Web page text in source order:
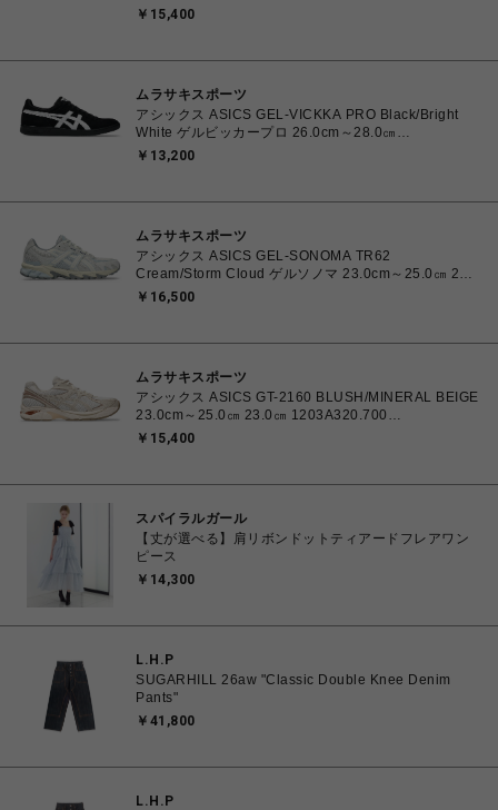
4550457071079 メンズ レディース スニーカー スケ
￥15,400
ムラサキスポーツ
アシックス ASICS GEL-VICKKA PRO Black/Bright
White ゲルビッカープロ 26.0cm～28.0㎝
1201A486.006 4570158997553 メンズ スニーカー
￥13,200
ムラサキスポーツ
アシックス ASICS GEL-SONOMA TR62
Cream/Storm Cloud ゲルソノマ 23.0cm～25.0㎝ 23.0
㎝ 1203A734.102 4571633264412 ユニセックス ス
￥16,500
ムラサキスポーツ
アシックス ASICS GT-2160 BLUSH/MINERAL BEIGE
23.0cm～25.0㎝ 23.0㎝ 1203A320.700
4571633253669 レディース スニーカー スポーツスタ
￥15,400
スパイラルガール
【丈が選べる】肩リボンドットティアードフレアワン
ピース
￥14,300
L.H.P
SUGARHILL 26aw "Classic Double Knee Denim
Pants"
￥41,800
L.H.P